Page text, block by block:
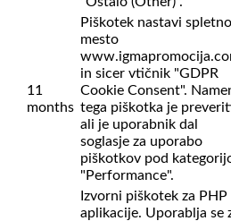
11
months
Piškotek nastavi spletno
mesto
in sicer vtičnik "GDPR
Cookie Consent".
tega piškotka je
ali je uporabnik dal
soglasje za uporabo
piškotkov pod
"Performance".
Izvorni piškotek za PHP
aplikacije. Uporablja se